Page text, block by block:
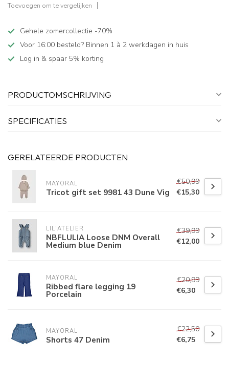
Toevoegen om te vergelijken
Gehele zomercollectie -70%
Voor 16:00 besteld? Binnen 1 à 2 werkdagen in huis
Log in & spaar 5% korting
PRODUCTOMSCHRIJVING
SPECIFICATIES
GERELATEERDE PRODUCTEN
MAYORAL
Tricot gift set 9981 43 Dune Vig
€50,99
€15,30
LIL'ATELIER
NBFLULIA Loose DNM Overall
Medium blue Denim
€39,99
€12,00
MAYORAL
Ribbed flare legging 19
Porcelain
€20,99
€6,30
MAYORAL
Shorts 47 Denim
€22,50
€6,75